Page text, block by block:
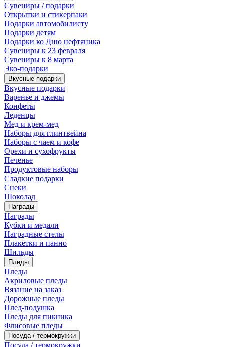
Сувениры / подарки
Открытки и стикерпаки
Подарки автомобилисту
Подарки детям
Подарки ко Дню нефтяника
Сувениры к 23 февраля
Сувениры к 8 марта
Эко-подарки
Вкусные подарки
Вкусные подарки
Варенье и джемы
Конфеты
Леденцы
Мед и крем-мед
Наборы для глинтвейна
Наборы с чаем и кофе
Орехи и сухофрукты
Печенье
Продуктовые наборы
Сладкие подарки
Снеки
Шоколад
Награды
Награды
Кубки и медали
Наградные стелы
Плакетки и панно
Шильды
Пледы
Пледы
Акриловые пледы
Вязание на заказ
Дорожные пледы
Плед-подушка
Пледы для пикника
Флисовые пледы
Посуда / термокружки
Посуда / термокружки